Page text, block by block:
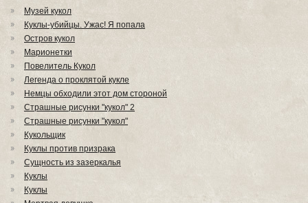
Музей кукол
Куклы-убийцы. Ужас! Я попала
Остров кукол
Марионетки
Повелитель Кукол
Легенда о проклятой кукле
Немцы обходили этот дом стороной
Страшные рисунки "кукол" 2
Страшные рисунки "кукол"
Кукольщик
Куклы против призрака
Сущность из зазеркалья
Куклы
Куклы